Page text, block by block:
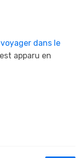
dans le
est apparu en